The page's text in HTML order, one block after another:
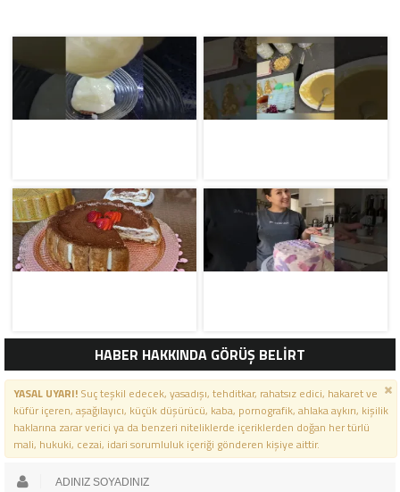
HABER HAKKINDA GÖRÜŞ BELİRT
YASAL UYARI!Suç teşkil edecek, yasadışı, tehditkar, rahatsız edici, hakaret ve
küfür içeren, aşağılayıcı, küçük düşürücü, kaba, pornografik, ahlaka aykırı, kişilik
haklarına zarar verici ya da benzeri niteliklerde içeriklerden doğan her türlü
mali, hukuki, cezai, idari sorumluluk içeriği gönderen kişiye aittir.